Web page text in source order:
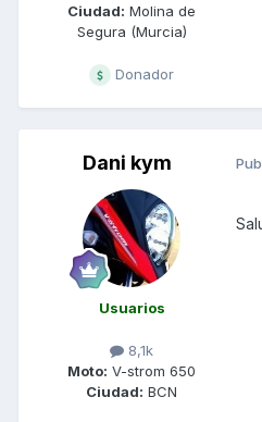
Ciudad: Molina de
Segura (Murcia)
Donador
Dani kym
Usuarios
8,1k
Moto: V-strom 650
Ciudad: BCN